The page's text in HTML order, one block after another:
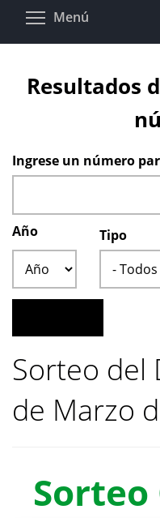
Pasar
Menú
Resultados
Ingrese un número
Año
Tipo
Sorteo del
de Marzo
Sorteo